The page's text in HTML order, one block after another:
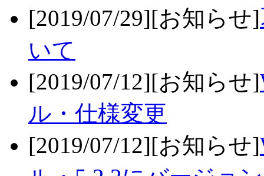
[2019/07/29][お知らせ]
いて
[2019/07/12][お知らせ]
ル・仕様変更
[2019/07/12][お知らせ]